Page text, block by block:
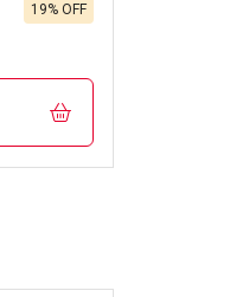
19% OFF